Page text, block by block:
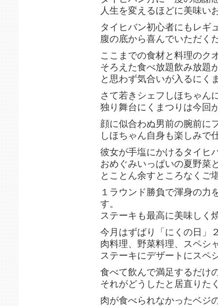
人生を変えるほどに美味い
タイヒバン初心者にもレギ
腹の底から喜んでいただく
ここまでの食材と料理のク
そろえた食べ放題飲み放題
と思わず気合いが入るにく
さて若きシェフしほちゃん
独り舞台にくまつりは今回
顔に似合わぬ男前の腕前に
しほちゃん自身も楽しみで
彼女が手塩にかけるタイヒ
おめぐみいっぱいの夏野菜
とことん余すところなくご
１ラウンド勝負で渾身の力
す。
ステーキも最高に美味しく
今月はずばり「にくの日」
肉料理、野菜料理、スペシ
ステーキにデザートにスペ
食べて飲んで満足するだけ
それがどうしたと居直りた
肉が食べられなかったベジ